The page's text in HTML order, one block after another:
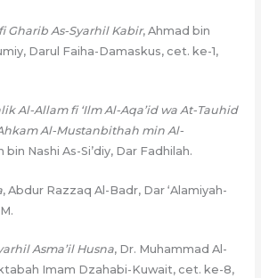
Gharib As-Syarhil Kabir, Ahmad bin
Darul Faiha-Damaskus, cet. ke-1,
Al-Allam fi ‘Ilm Al-Aqa’id wa At-Tauhid
Al-Mustanbithah min Al-
Nashi As-Si’diy, Dar Fadhilah.
, Abdur Razzaq Al-Badr, Dar ‘Alamiyah-
Asma’il Husna, Dr. Muhammad Al-
Imam Dzahabi-Kuwait, cet. ke-8,